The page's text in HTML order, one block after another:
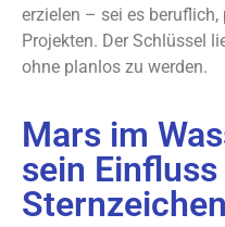
erzielen – sei es
Projekten. Der Schlüssel
ohne planlos zu werden.
Mars im
sein
Sternzeichen